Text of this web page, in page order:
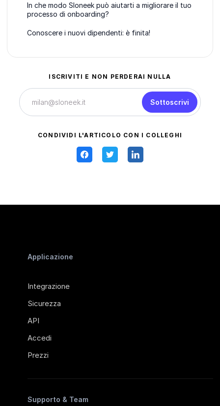
In che modo Sloneek può aiutarti a migliorare il tuo
processo di onboarding?
Conoscere i nuovi dipendenti: è finita!
ISCRIVITI E NON PERDERAI NULLA
Sottoscrivi
CONDIVIDI L'ARTICOLO CON I COLLEGHI
Applicazione
Integrazione
Sicurezza
API
Accedi
Prezzi
Supporto & Team